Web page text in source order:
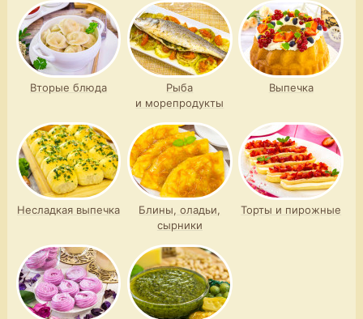
Вторые блюда
Рыба
и морепродукты
Выпечка
Несладкая выпечка
Блины, оладьи,
сырники
Торты и пирожные